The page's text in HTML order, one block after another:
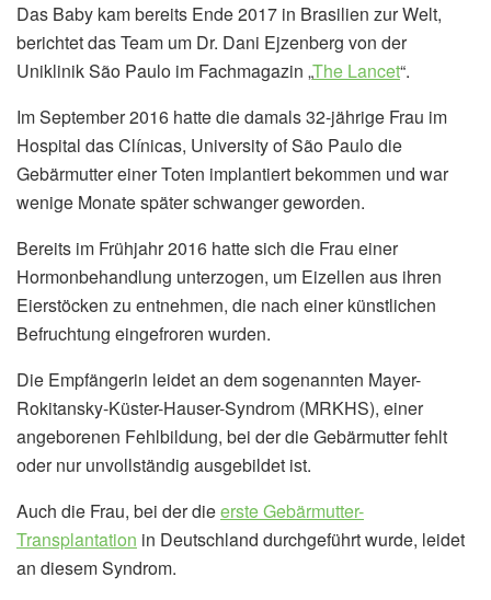
Das Baby kam bereits Ende 2017 in Brasilien zur Welt,
berichtet das Team um Dr. Dani Ejzenberg von der
Uniklinik São Paulo im Fachmagazin „The Lancet“.
Im September 2016 hatte die damals 32-jährige Frau im
Hospital das Clínicas, University of São Paulo die
Gebärmutter einer Toten implantiert bekommen und war
wenige Monate später schwanger geworden.
Bereits im Frühjahr 2016 hatte sich die Frau einer
Hormonbehandlung unterzogen, um Eizellen aus ihren
Eierstöcken zu entnehmen, die nach einer künstlichen
Befruchtung eingefroren wurden.
Die Empfängerin leidet an dem sogenannten Mayer-
Rokitansky-Küster-Hauser-Syndrom (MRKHS), einer
angeborenen Fehlbildung, bei der die Gebärmutter fehlt
oder nur unvollständig ausgebildet ist.
Auch die Frau, bei der dieerste Gebärmutter-
Transplantation in Deutschland durchgeführt wurde, leidet
an diesem Syndrom.